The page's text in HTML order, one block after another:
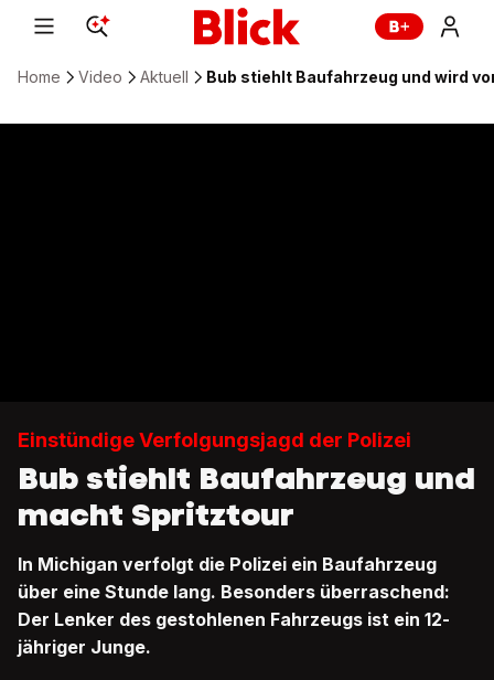
Home Video Aktuell Bub stiehlt Baufahrzeug und wird
Einstündige Verfolgungsjagd der Polizei
Bub stiehlt Baufahrzeug und
macht Spritztour
In Michigan verfolgt die Polizei ein Baufahrzeug
über eine Stunde lang. Besonders überraschend:
Der Lenker des gestohlenen Fahrzeugs ist ein 12-
jähriger Junge.